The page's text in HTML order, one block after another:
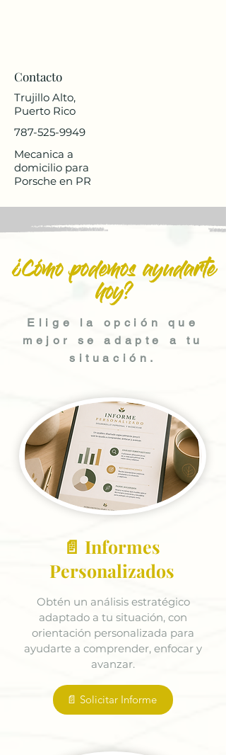
Contacto
Trujillo Alto,
Puerto Rico
787-525-9949
Mecanica a
domicilio para
Porsche en PR
¿Cómo podemos ayudarte
hoy?
Elige la opción que
mejor se adapte a tu
situación.
📄 Informes
Personalizados
Obtén un análisis estratégico
adaptado a tu situación, con
orientación personalizada para
ayudarte a comprender, enfocar y
avanzar.
📄 Solicitar Informe